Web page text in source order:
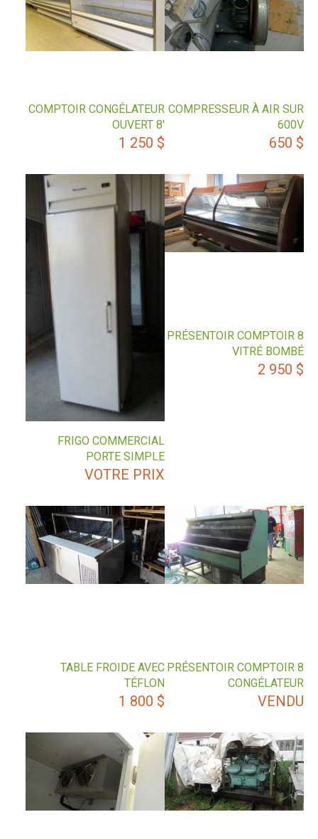
COMPRESSEUR À AIR SUR
600V
650 $
COMPTOIR CONGÉLATEUR
OUVERT 8′
1 250 $
PRÉSENTOIR COMPTOIR 8
VITRÉ BOMBÉ
2 950 $
FRIGO COMMERCIAL
PORTE SIMPLE
VOTRE PRIX
PRÉSENTOIR COMPTOIR 8
CONGÉLATEUR
VENDU
TABLE FROIDE AVEC
TÉFLON
1 800 $